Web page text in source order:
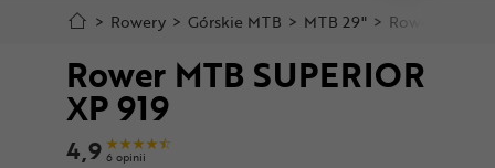
Szczegółowe informacje
Stopka
Mapa strony
Odzież
Kaski
Buty
> Rowery > Górskie MTB > MTB 29" > Rower MTB
Rower MTB SUPERIOR
XP 919
4,9 6 opinii